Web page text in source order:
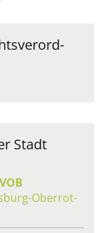
Stadt
Ober­rot­